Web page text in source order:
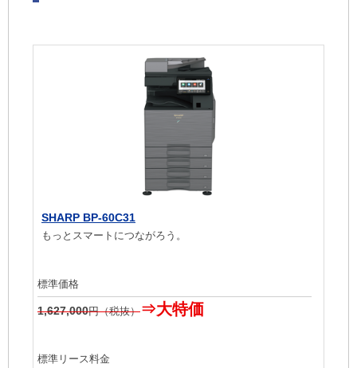
SHARP BP-60C31
もっとスマートにつながろう。
標準価格
1,627,000円（税抜）⇒大特価
標準リース料金